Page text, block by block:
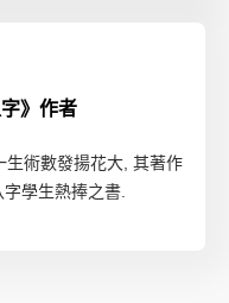
》作者
術數發揚花大, 其著作
學生熱捧之書.